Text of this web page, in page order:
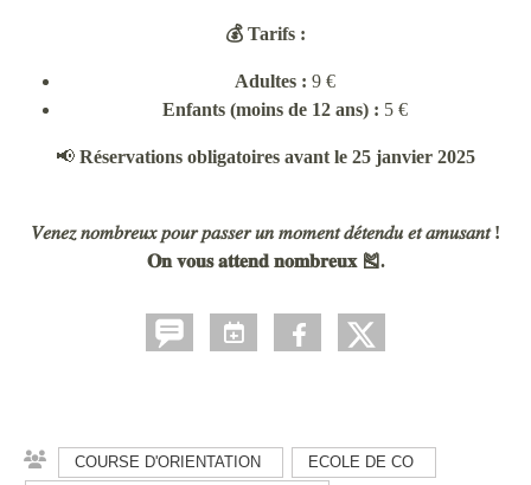
💰 Tarifs :
Adultes : 9 €
Enfants (moins de 12 ans) : 5 €
📢 Réservations obligatoires avant le 25 janvier 2025
𝑉𝑒𝑛𝑒𝑧 𝑛𝑜𝑚𝑏𝑟𝑒𝑢𝑥 𝑝𝑜𝑢𝑟 𝑝𝑎𝑠𝑠𝑒𝑟 𝑢𝑛 𝑚𝑜𝑚𝑒𝑛𝑡 𝑑𝑒́𝑡𝑒𝑛𝑑𝑢 𝑒𝑡 𝑎𝑚𝑢𝑠𝑎𝑛𝑡 !
𝐎𝐧 𝐯𝐨𝐮𝐬 𝐚𝐭𝐭𝐞𝐧𝐝 𝐧𝐨𝐦𝐛𝐫𝐞𝐮𝐱 🎽.
COURSE D'ORIENTATION
ECOLE DE CO